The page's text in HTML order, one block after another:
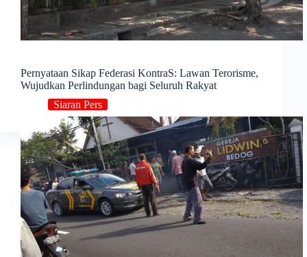
Pernyataan Sikap Federasi KontraS: Lawan Terorisme,
Wujudkan Perlindungan bagi Seluruh Rakyat
Siaran Pers